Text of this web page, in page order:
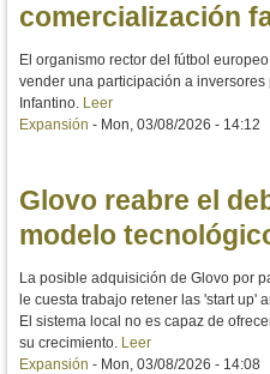
comercialización
El organismo rector del fútbol
vender una participación a
Infantino. Leer
Expansión - Mon, 03/08/2026 - 14:12
Glovo reabre el
modelo
La posible adquisición de Glovo por
le cuesta trabajo retener las 'start up'
El sistema local no es capaz de
su crecimiento. Leer
Expansión - Mon, 03/08/2026 - 14:08